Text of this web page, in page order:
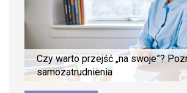
Czy warto przejść „na swoje”?
samozatrudnienia